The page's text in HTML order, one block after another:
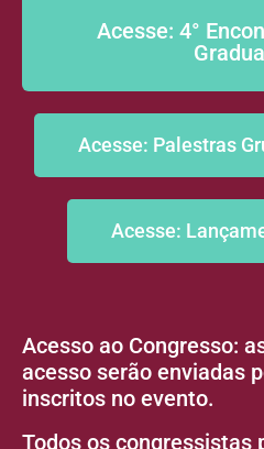
Acesse: 4°
Acesse: Palestras
Acesse:
Acesso ao Congresso:
acesso serão enviadas
inscritos no evento.
Todos os congressistas